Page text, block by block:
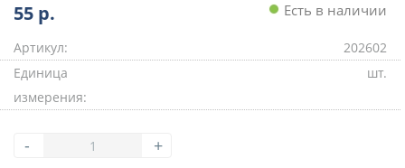
55 р. Есть в наличии
Артикул:
202602
Единица
измерения:
шт.
- +